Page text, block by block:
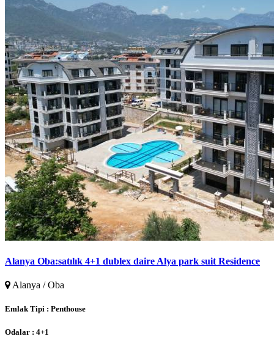
Alanya Oba:satılık 4+1 dublex daire Alya park suit Residence
Alanya / Oba
Emlak Tipi : Penthouse
Odalar : 4+1